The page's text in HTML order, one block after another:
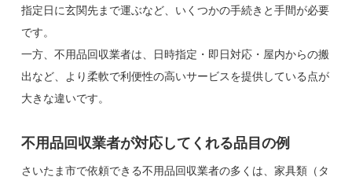
指定日に玄関先まで運ぶなど、いくつかの手続きと手間が必要
です。
一方、不用品回収業者は、日時指定・即日対応・屋内からの搬
出など、より柔軟で利便性の高いサービスを提供している点が
大きな違いです。
不用品回収業者が対応してくれる品目の例
さいたま市で依頼できる不用品回収業者の多くは、家具類（タ